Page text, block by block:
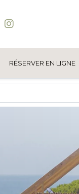
RÉSERVER EN LIGNE